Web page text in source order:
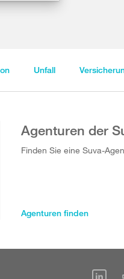
Unfall
Agenturen der
Finden Sie eine Suva-
Agenturen finden